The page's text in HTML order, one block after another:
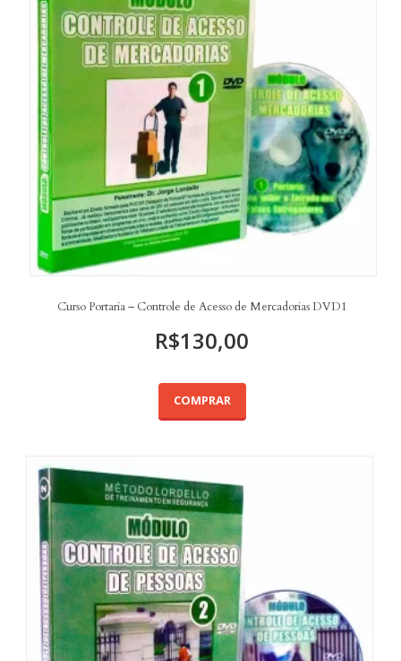
Curso Portaria – Controle de Acesso de Mercadorias DVD1
R$130,00
COMPRAR